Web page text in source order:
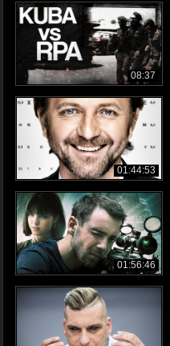
08:37
01:44:53
01:56:46